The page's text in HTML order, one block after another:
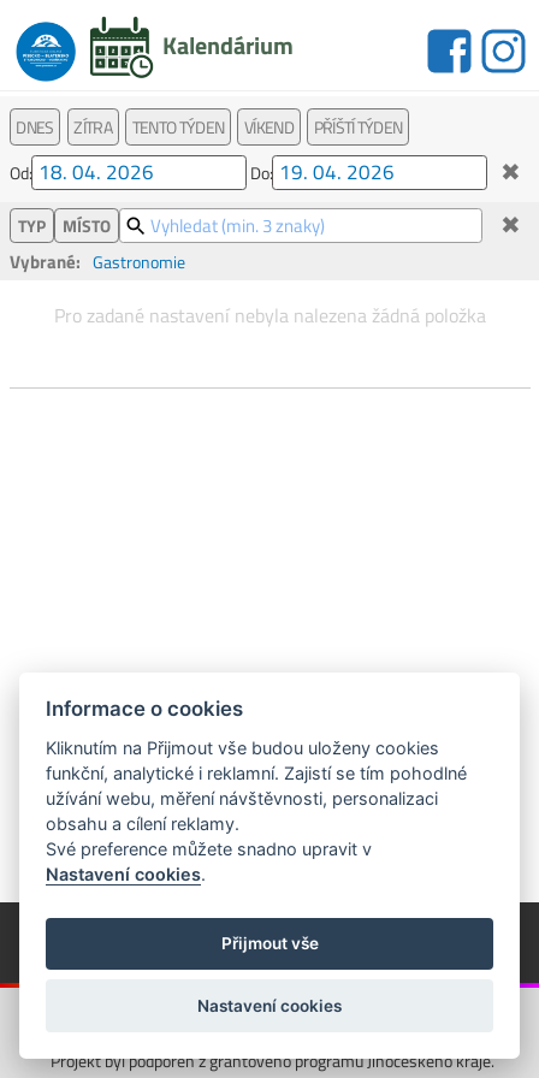
Kalendárium
DNES ZÍTRA TENTO TÝDEN VÍKEND
PŘÍŠTÍ TÝDEN
Od:
Do: ✖
TYP MÍSTO ✖
Vybrané: Gastronomie
Pro zadané nastavení nebyla nalezena žádná položka
© Píseckem / Kalendárium (Změna programu vyhrazena!)
(Cookies)
© 2018 - 2026 Realizace a správa webu:
Projekt byl podpořen z grantového programu Jihočeského kraje.
Informace o cookies
Kliknutím na Přijmout vše budou uloženy cookies
funkční, analytické i reklamní. Zajistí se tím pohodlné
užívání webu, měření návštěvnosti, personalizaci
obsahu a cílení reklamy.
Své preference můžete snadno upravit v
Nastavení cookies.
Přijmout vše
Nastavení cookies